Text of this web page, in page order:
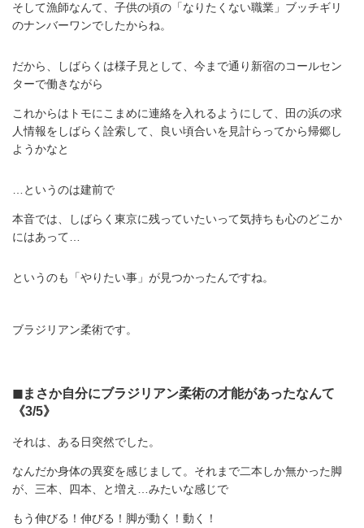
そして漁師なんて、子供の頃の「なりたくない職業」ブッチギリ
のナンバーワンでしたからね。
だから、しばらくは様子見として、今まで通り新宿のコールセン
ターで働きながら
これからはトモにこまめに連絡を入れるようにして、田の浜の求
人情報をしばらく詮索して、良い頃合いを見計らってから帰郷し
ようかなと
…というのは建前で
本音では、しばらく東京に残っていたいって気持ちも心のどこか
にはあって…
というのも「やりたい事」が見つかったんですね。
ブラジリアン柔術です。
◼︎まさか自分にブラジリアン柔術の才能があったなんて
《3/5》
それは、ある日突然でした。
なんだか身体の異変を感じまして。それまで二本しか無かった脚
が、三本、四本、と増え…みたいな感じで
もう伸びる！伸びる！脚が動く！動く！